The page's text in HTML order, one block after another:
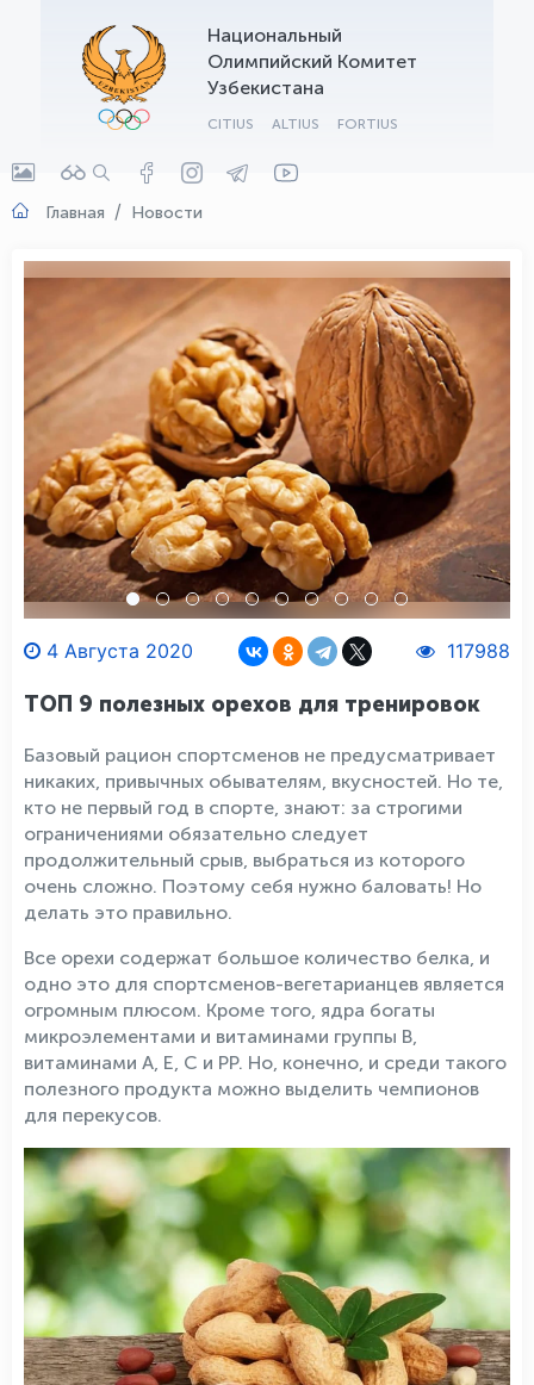
Национальный
Олимпийский Комитет
Узбекистана
CITIUS ALTIUS FORTIUS
Главная Новости
4 Августа 2020 117988
ТОП 9 полезных орехов для тренировок
Базовый рацион спортсменов не предусматривает
никаких, привычных обывателям, вкусностей. Но те,
кто не первый год в спорте, знают: за строгими
ограничениями обязательно следует
продолжительный срыв, выбраться из которого
очень сложно. Поэтому себя нужно баловать! Но
делать это правильно.
Все орехи содержат большое количество белка, и
одно это для спортсменов-вегетарианцев является
огромным плюсом. Кроме того, ядра богаты
микроэлементами и витаминами группы В,
витаминами А, Е, С и РР. Но, конечно, и среди такого
полезного продукта можно выделить чемпионов
для перекусов.
OLYMPCHIK AI - yordamchi
Онлайн · olympic.uz